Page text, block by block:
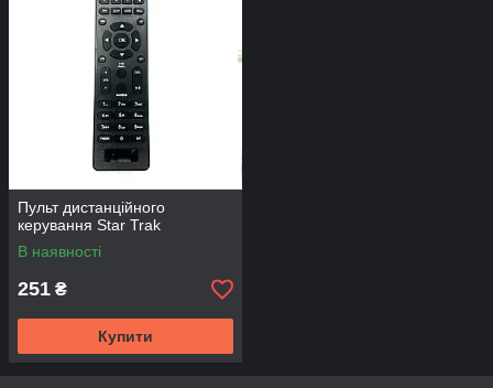
Пульт дистанційного
керування Star Trak
В наявності
251 ₴
Купити